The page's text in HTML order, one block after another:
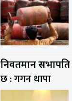
निवर्तमान सभापति
छ : गगन थापा